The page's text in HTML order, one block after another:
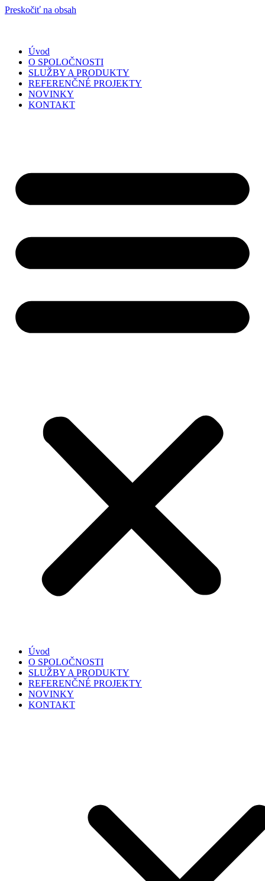
Preskočiť na obsah
Úvod
O SPOLOČNOSTI
SLUŽBY A PRODUKTY
REFERENČNÉ PROJEKTY
NOVINKY
KONTAKT
Úvod
O SPOLOČNOSTI
SLUŽBY A PRODUKTY
REFERENČNÉ PROJEKTY
NOVINKY
KONTAKT